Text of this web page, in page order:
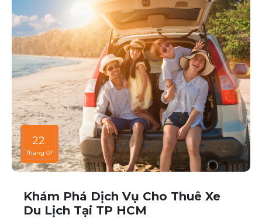
một cách thông minh và tiết kiệm.
22
Tháng 07
Khám Phá Dịch Vụ Cho Thuê Xe
Du Lịch Tại TP HCM